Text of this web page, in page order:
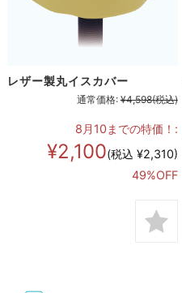
レザー製丸イスカバー
通常価格: ¥4,598(税込)
8月10までの特価！:
¥2,100(税込 ¥2,310)
49%OFF